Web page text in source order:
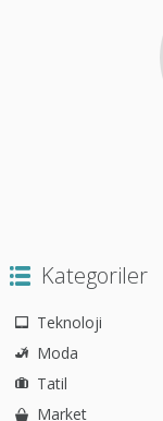
Kategoriler
Teknoloji
Moda
Tatil
Market